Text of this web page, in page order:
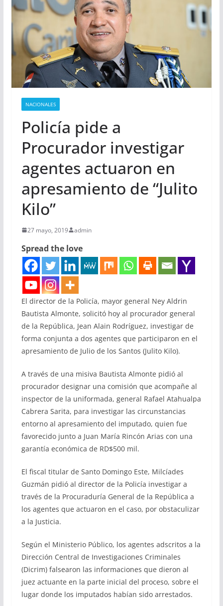
NACIONALES
Policía pide a
Procurador investigar
agentes actuaron en
apresamiento de “Julito
Kilo”
27 mayo, 2019 admin
Spread the love
El director de la Policía, mayor general Ney Aldrin
Bautista Almonte, solicitó hoy al procurador general
de la República, Jean Alain Rodríguez, investigar de
forma conjunta a dos agentes que participaron en el
apresamiento de Julio de los Santos (Julito Kilo).
A través de una misiva Bautista Almonte pidió al
procurador designar una comisión que acompañe al
inspector de la uniformada, general Rafael Atahualpa
Cabrera Sarita, para investigar las circunstancias
entorno al apresamiento del imputado, quien fue
favorecido junto a Juan María Rincón Arias con una
garantía económica de RD$500 mil.
El fiscal titular de Santo Domingo Este, Milcíades
Guzmán pidió al director de la Policía investigar a
través de la Procuraduría General de la República a
los agentes que actuaron en el caso, por obstaculizar
a la Justicia.
Según el Ministerio Público, los agentes adscritos a la
Dirección Central de Investigaciones Criminales
(Dicrim) falsearon las informaciones que dieron al
juez actuante en la parte inicial del proceso, sobre el
lugar donde los imputados habían sido arrestados.